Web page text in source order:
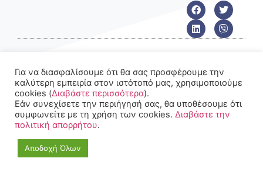
© 2022-2025 All rights
Reserved.
Για να διασφαλίσουμε ότι θα σας προσφέρουμε την
καλύτερη εμπειρία στον ιστότοπό μας, χρησιμοποιούμε
cookies (Διαβάστε περισσότερα).
Εάν συνεχίσετε την περιήγησή σας, θα υποθέσουμε ότι
συμφωνείτε με τη χρήση των cookies. Διαβάστε την
πολιτική απορρήτου.
Αποδοχή Όλων